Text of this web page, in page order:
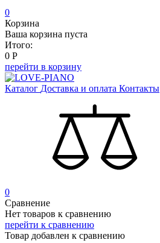
0
Корзина
Ваша корзина пуста
Итого:
0 Р
перейти в корзину
Каталог Доставка и оплата Контакты
0
Сравнение
Нет товаров к сравнению
перейти к сравнению
Товар добавлен к сравнению